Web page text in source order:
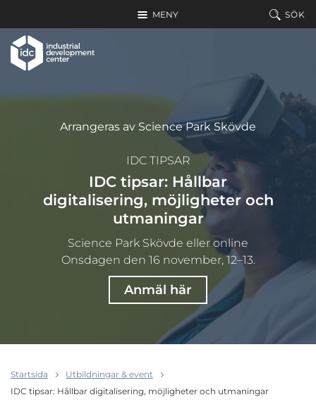
MENY SÖK
Arrangeras av Science Park Skövde
IDC TIPSAR
IDC tipsar: Hållbar
digitalisering, möjligheter och
utmaningar
Science Park Skövde eller online
Onsdagen den 16 november, 12–13.
Anmäl här
Startsida
Utbildningar & event
IDC tipsar: Hållbar digitalisering, möjligheter och utmaningar